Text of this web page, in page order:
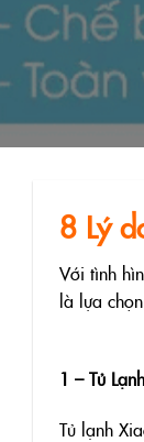
8 Lý
Với tình
là lựa
1 – Tủ
Tủ lạnh